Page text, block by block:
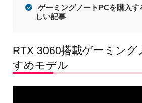
ゲーミングノートPCを購入
しい記事
RTX 3060搭載ゲーミング
すめモデル